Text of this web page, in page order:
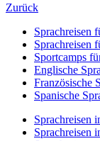
Zurück
Sprachreisen
Sprachreisen
Sportcamps
Englische
Französische
Spanische
Sprachreisen
Sprachreisen